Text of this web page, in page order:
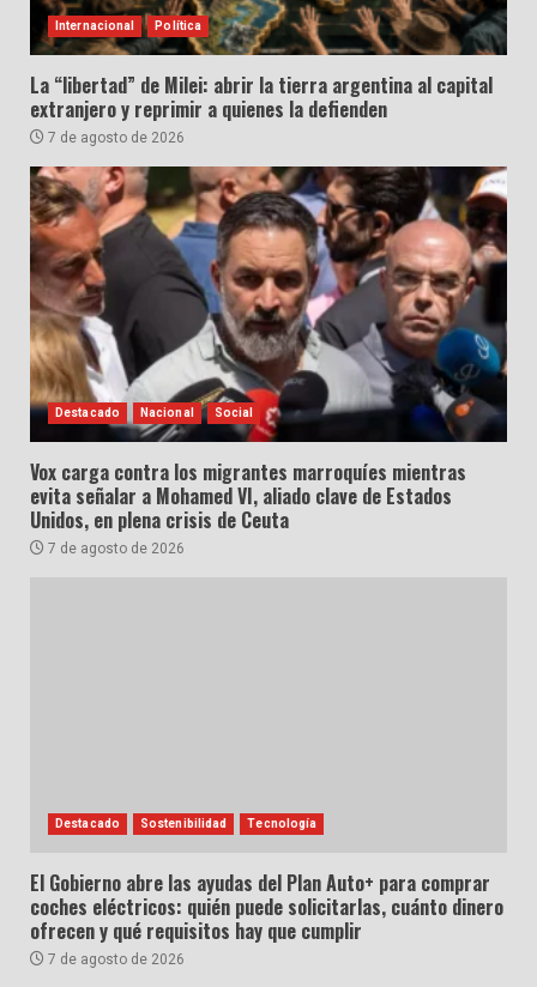
Internacional Política
La “libertad” de Milei: abrir la tierra argentina al capital
extranjero y reprimir a quienes la defienden
7 de agosto de 2026
Destacado Nacional Social
Vox carga contra los migrantes marroquíes mientras
evita señalar a Mohamed VI, aliado clave de Estados
Unidos, en plena crisis de Ceuta
7 de agosto de 2026
Destacado Sostenibilidad Tecnología
El Gobierno abre las ayudas del Plan Auto+ para comprar
coches eléctricos: quién puede solicitarlas, cuánto dinero
ofrecen y qué requisitos hay que cumplir
7 de agosto de 2026